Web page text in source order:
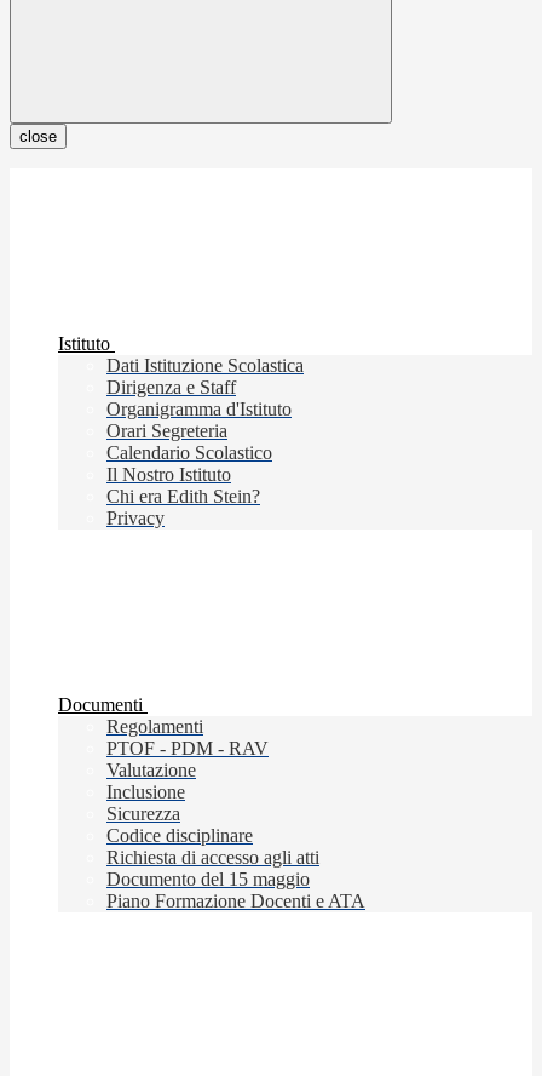
close
Istituto
Dati Istituzione Scolastica
Dirigenza e Staff
Organigramma d'Istituto
Orari Segreteria
Calendario Scolastico
Il Nostro Istituto
Chi era Edith Stein?
Privacy
Documenti
Regolamenti
PTOF - PDM - RAV
Valutazione
Inclusione
Sicurezza
Codice disciplinare
Richiesta di accesso agli atti
Documento del 15 maggio
Piano Formazione Docenti e ATA